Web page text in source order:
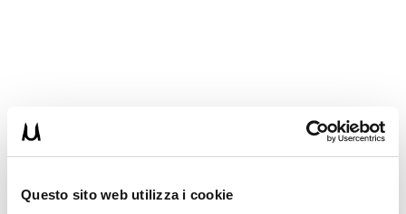
Questo sito web utilizza i cookie
Ilterzo mesociclo, dedicato allaforza, darà potenza ed efficacia ai
Con la tecnica Circuit 3-1 dovrai: